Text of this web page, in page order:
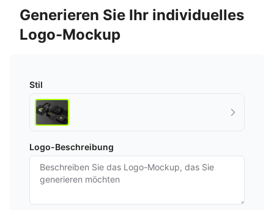
Generieren Sie Ihr individuelles
Logo-Mockup
Stil
Logo-Beschreibung